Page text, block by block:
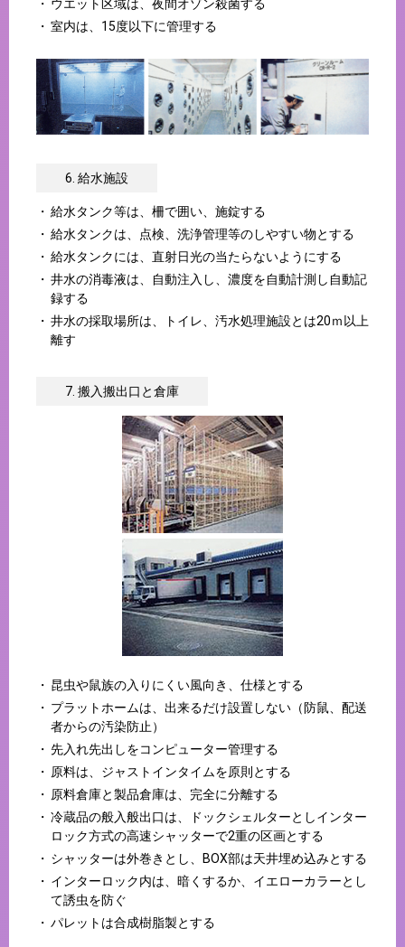
ウエット区域は、夜間オゾン殺菌する
室内は、15度以下に管理する
6. 給水施設
給水タンク等は、柵で囲い、施錠する
給水タンクは、点検、洗浄管理等のしやすい物とする
給水タンクには、直射日光の当たらないようにする
井水の消毒液は、自動注入し、濃度を自動計測し自動記
録する
井水の採取場所は、トイレ、汚水処理施設とは20ｍ以上
離す
7. 搬入搬出口と倉庫
昆虫や鼠族の入りにくい風向き、仕様とする
プラットホームは、出来るだけ設置しない（防鼠、配送
者からの汚染防止）
先入れ先出しをコンピューター管理する
原料は、ジャストインタイムを原則とする
原料倉庫と製品倉庫は、完全に分離する
冷蔵品の般入般出口は、ドックシェルターとしインター
ロック方式の高速シャッターで2重の区画とする
シャッターは外巻きとし、BOX部は天井埋め込みとする
インターロック内は、暗くするか、イエローカラーとし
て誘虫を防ぐ
パレットは合成樹脂製とする